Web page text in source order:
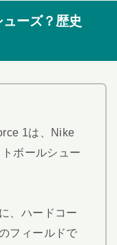
ーズ？歴史
1は、Nike
ボールシュー
、ハードコー
フィールドで